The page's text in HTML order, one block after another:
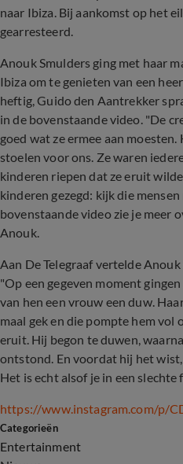
naar Ibiza. Bij aankomst op het
gearresteerd.
Anouk Smulders ging met haar
Ibiza om te genieten van een
heftig, Guido den Aantrekker
in de bovenstaande video. "De
goed wat ze ermee aan
stoelen voor ons. Ze waren
kinderen riepen dat ze eruit
kinderen gezegd: kijk die
bovenstaande video zie je meer
Anouk.
Aan De Telegraaf vertelde
"Op een gegeven moment
van hen een vrouw een duw.
maal gek en die pompte hem vol
eruit. Hij begon te duwen,
ontstond. En voordat hij het
Het is echt alsof je in een slechte
https://www.instagram.com/p/
Categorieën
Entertainment